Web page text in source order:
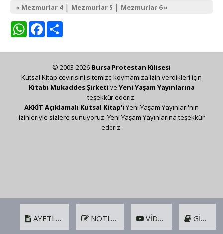
« Mezmurlar 4| Mezmurlar 5 | Mezmurlar 6 »
WhatsAppFacebook
AYETLER NOTLAR VIDEO GIRIŞ
© 2003-2026 Bursa Protestan Kilisesi
Kutsal Kitap çevirisini sitemize koymamıza izin verdikleri için
Kitabı Mukaddes Şirketi ve Yeni Yaşam Yayınlarına
teşekkür ederiz.
AKKİT Açıklamalı Kutsal Kitap'ı Yeni Yaşam Yayınları'nın
izinleriyle sizlere sunuyoruz. Yeni Yaşam Yayınlarına teşekkür
ederiz.